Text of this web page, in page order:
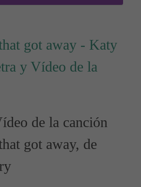
got away - Katy
y Vídeo de la
de la canción
got away, de